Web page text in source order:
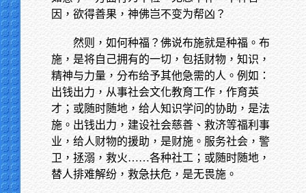
因，欲得善果，神佛岂不变为帮凶？
然则，如何种福？佛说布施就是种福。布
施，是将自己拥有的一切，包括财物，知识，
精神与力量，分布给予其他急需的人。例如：
出钱出力，从事社会文化教育工作，作育英
才；或随时随地，给人知识学问的协助，是法
施。出钱出力，建设社会慈善、救济等福利事
业，给人财物的援助，是财施。服务社会，警
卫，拯溺，救火……各种社工；或随时随地，
替人排难解纷，救急扶危，是无畏施。